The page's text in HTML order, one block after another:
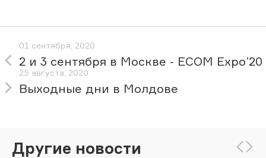
01 сентября, 2020
2 и 3 сентября в Москве - ECOM Expo’20
25 августа, 2020
Выходные дни в Молдове
Другие новости